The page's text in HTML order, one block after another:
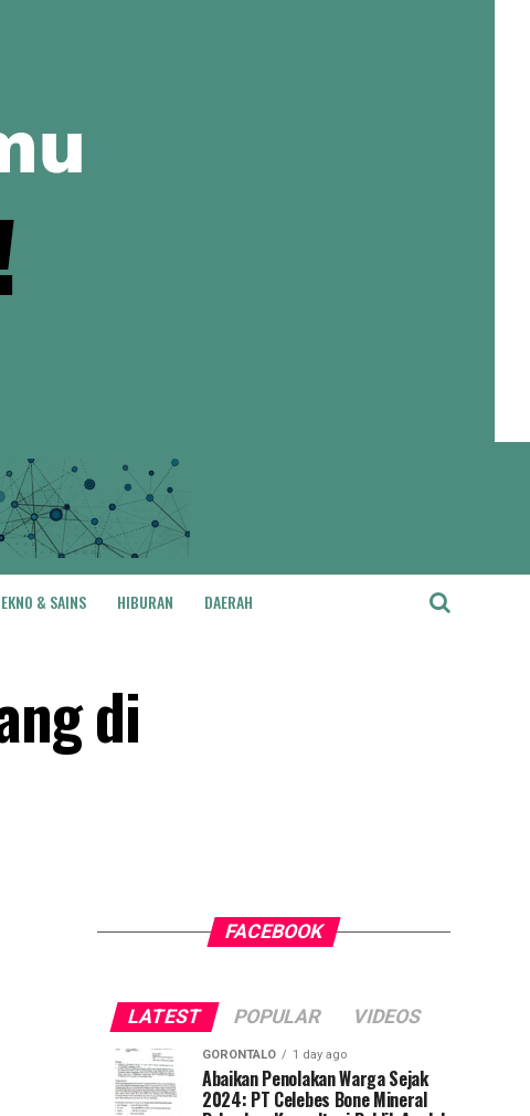
& SAINS HIBURAN DAERAH
di
FACEBOOK
LATEST POPULAR VIDEOS
GORONTALO 1 day ago
Abaikan Penolakan Warga Sejak
2024: PT Celebes Bone Mineral